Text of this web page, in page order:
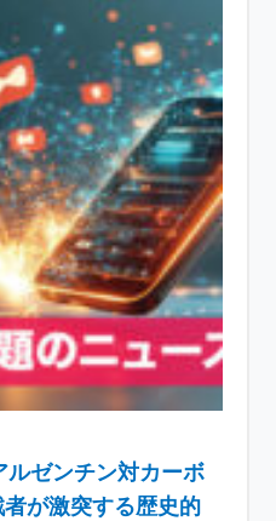
ルゼンチン対カーボ
が激突する歴史的